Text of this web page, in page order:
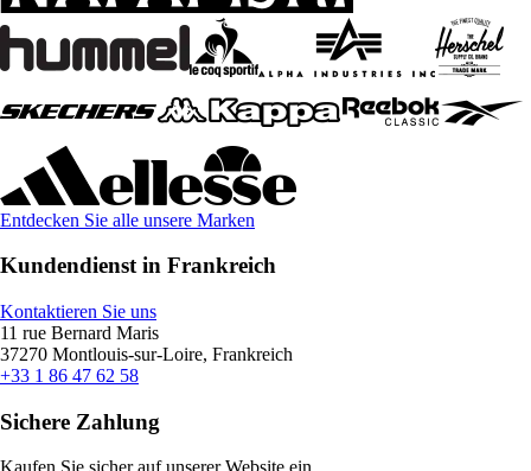
Entdecken Sie alle unsere Marken
Kundendienst in Frankreich
Kontaktieren Sie uns
11 rue Bernard Maris
37270 Montlouis-sur-Loire, Frankreich
+33 1 86 47 62 58
Sichere Zahlung